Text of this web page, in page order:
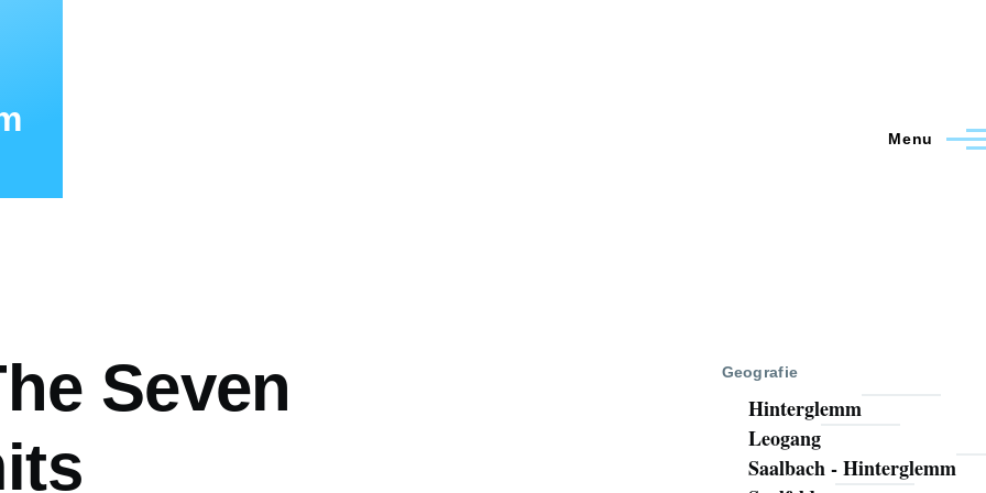
Menu
Seven
Geografie
Hinterglemm
Leogang
Saalbach - Hinterglemm